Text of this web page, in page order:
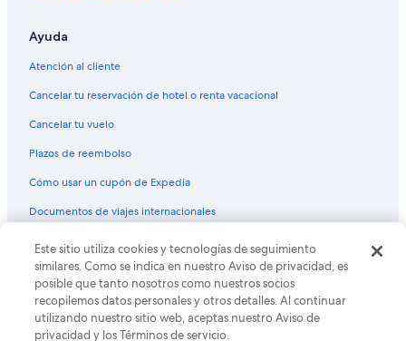
Hoteles para bodas en Microcentro
Nh Hotels en Microcentro
Hoteles en Microcentro
Hoteles cerca de Pontificia Universidad Católica
Hoteles cerca de Estación de tren Belgrano de Buenos
Aires
Hoteles cerca de Estación de metro Diagonal Norte
Hoteles cerca de Casa Rosada
Hoteles cerca de Obelisco
Ayuda
Atención al cliente
Cancelar tu reservación de hotel o renta vacacional
Cancelar tu vuelo
Plazos de reembolso
Cómo usar un cupón de Expedia
Documentos de viajes internacionales
© 2026 Expedia, Inc., una empresa de Expedia Group. Todos los
derechos reservados. Expedia y el logo de Expedia son marcas
registradas o marcas comerciales de Expedia, Inc. CST# 2029030-50.
Este sitio utiliza cookies y tecnologías de seguimiento
similares. Como se indica en nuestro Aviso de privacidad, es
posible que tanto nosotros como nuestros socios
recopilemos datos personales y otros detalles. Al continuar
utilizando nuestro sitio web, aceptas nuestro Aviso de
privacidad y los Términos de servicio.